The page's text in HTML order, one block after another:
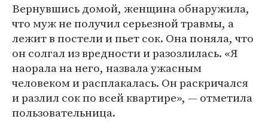
Вернувшись домой, женщина обнаружила,
что муж не получил серьезной травмы, а
лежит в постели и пьет сок. Она поняла, что
он солгал из вредности и разозлилась. «Я
наорала на него, назвала ужасным
человеком и расплакалась. Он раскричался
и разлил сок по всей квартире», — отметила
пользовательница.